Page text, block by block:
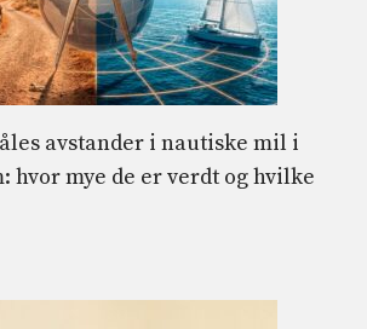
avstander i nautiske mil i
hvor mye de er verdt og hvilke